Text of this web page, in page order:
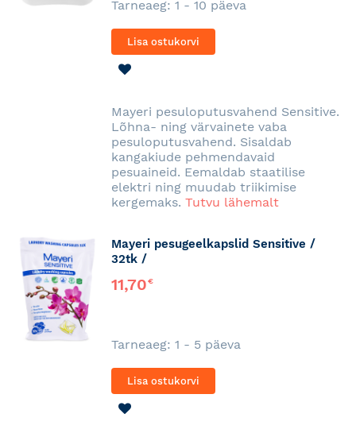
Tarneaeg: 1 - 10 päeva
Lisa ostukorvi
Mayeri pesuloputusvahend Sensitive.
Lõhna- ning värvainete vaba
pesuloputusvahend. Sisaldab
kangakiude pehmendavaid
pesuaineid. Eemaldab staatilise
elektri ning muudab triikimise
kergemaks. Tutvu lähemalt
Mayeri pesugeelkapslid Sensitive /
32tk /
11,70€
Tarneaeg: 1 - 5 päeva
Lisa ostukorvi